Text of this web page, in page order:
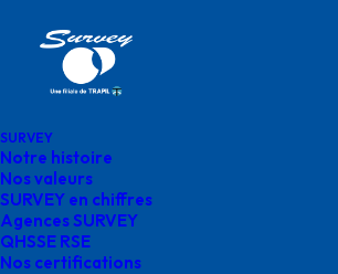
SURVEY
Notre histoire
Nos valeurs
SURVEY en chiffres
Agences SURVEY
QHSSE RSE
Nos certifications